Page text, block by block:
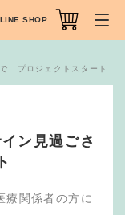
プロジェクトスタート
ン見過ごさ
療関係者の方に
SHOP